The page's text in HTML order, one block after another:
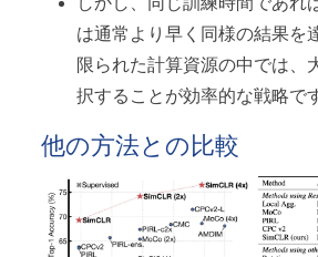
は通常より早く同様の結果を
限られた計算資源の中では、
択することが効率的な戦略で
他の方法との比較